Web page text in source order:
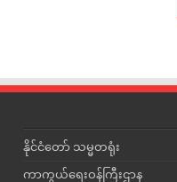
နိုင်ငံတော် သမ္မတရုံး
ကာကွယ်ရေးဝန်ကြီးဌာန